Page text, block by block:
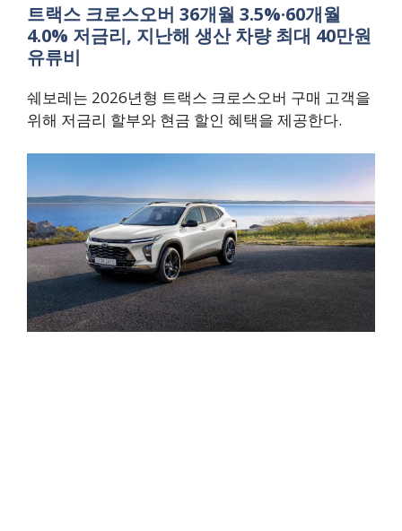
트랙스 크로스오버 36개월 3.5%·60개월
4.0% 저금리, 지난해 생산 차량 최대 40만원
유류비
쉐보레는 2026년형 트랙스 크로스오버 구매 고객을
위해 저금리 할부와 현금 할인 혜택을 제공한다.